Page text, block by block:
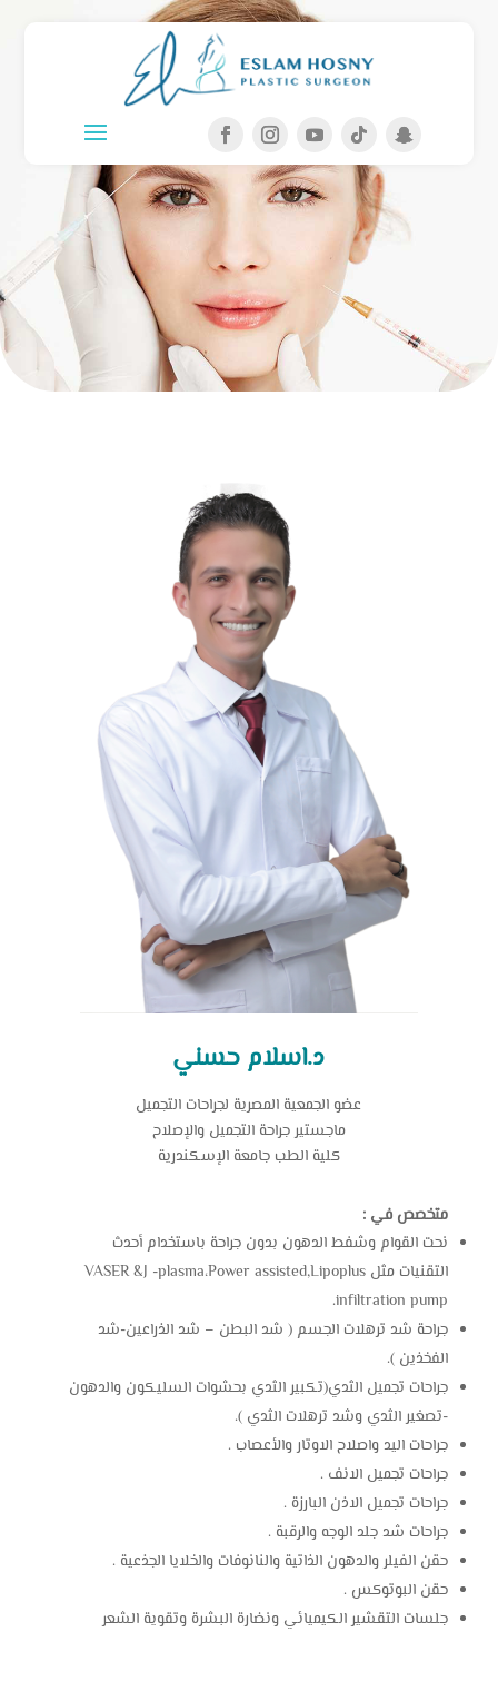
د.اسلام حسني
عضو الجمعية المصرية لجراحات التجميل
ماجستير جراحة التجميل والإصلاح
كلية الطب جامعة الإسكندرية
متخصص في :
نحت القوام وشفط الدهون بدون جراحة باستخدام أحدث
التقنيات مثل VASER &J -plasma،Power assisted,Lipoplus
infiltration pump.
جراحة شد ترهلات الجسم ( شد البطن – شد الذراعين-شد
الفخذين ).
جراحات تجميل الثدي(تكبير الثدي بحشوات السليكون والدهون
-تصغير الثدي وشد ترهلات الثدي ).
جراحات اليد واصلاح الاوتار والأعصاب .
جراحات تجميل الانف .
جراحات تجميل الاذن البارزة .
جراحات شد جلد الوجه والرقبة .
حقن الفيلر والدهون الذاتية والنانوفات والخلايا الجذعية .
حقن البوتوكس .
جلسات التقشير الكيميائي ونضارة البشرة وتقوية الشعر